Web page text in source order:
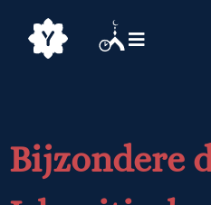
Bijzondere